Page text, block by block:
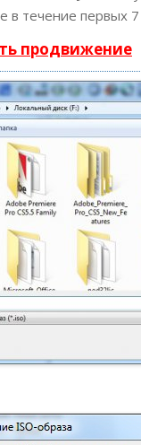
в течение первых
продвижение